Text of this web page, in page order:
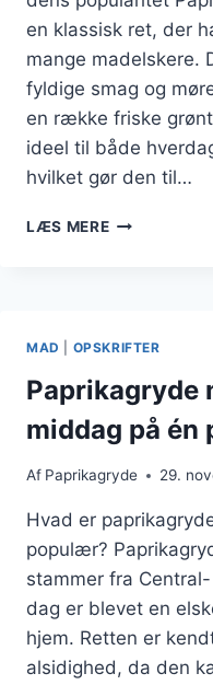
en klassisk ret, der
mange madelskere.
fyldige smag og
en række friske
ideel til både
hvilket gør den til…
LÆS MERE
RET
MAD OPSKRIFTER
Paprikagryde
middag på én
Af Paprikagryde 29.
Hvad er
populær?
stammer fra
dag er blevet en
hjem. Retten er
alsidighed, da den